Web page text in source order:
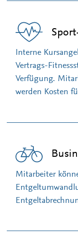
Interne
Vertrags-
Verfügung.
werden Kosten
Mitarbeiter